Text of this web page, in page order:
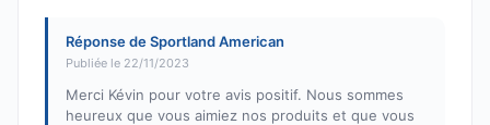
Réponse de Sportland American
Publiée le 22/11/2023
Merci Kévin pour votre avis positif. Nous sommes
heureux que vous aimiez nos produits et que vous